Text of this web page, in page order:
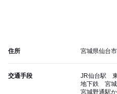
住所 宮城県仙台
交通手段
JR仙台駅
地下鉄 宮
宮城野通駅